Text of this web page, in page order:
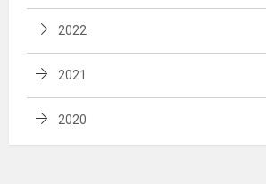
2022
2021
2020